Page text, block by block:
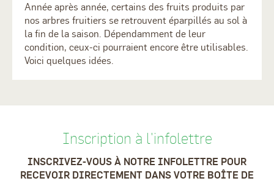
Année après année, certains des fruits produits par
nos arbres fruitiers se retrouvent éparpillés au sol à
la fin de la saison. Dépendamment de leur
condition, ceux-ci pourraient encore être utilisables.
Voici quelques idées.
Inscription à l'infolettre
INSCRIVEZ-VOUS À NOTRE INFOLETTRE POUR
RECEVOIR DIRECTEMENT DANS VOTRE BOÎTE DE